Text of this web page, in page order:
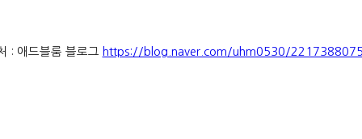
: 애드블룸 블로그 https://blog.naver.com/uhm0530/